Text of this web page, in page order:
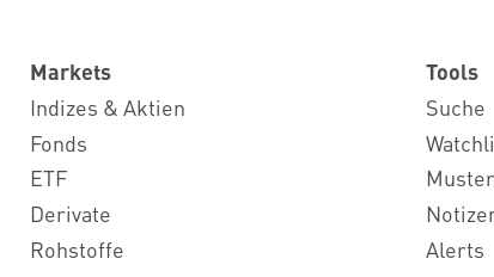
Markets
Indizes & Aktien
Fonds
ETF
Derivate
Rohstoffe
Tools
Suche
Alerts